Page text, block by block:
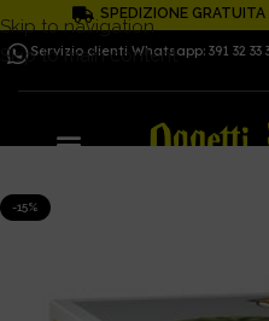
Skip to navigation
Skip to main content
SPEDIZIONE
Servizio clienti Whatsapp: 391 32 33
-15%